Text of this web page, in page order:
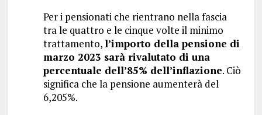
Per i pensionati che rientrano nella fascia
tra le quattro e le cinque volte il minimo
trattamento,l’importo della pensione di
marzo 2023 sarà rivalutato di una
percentuale dell’85% dell’inflazione. Ciò
significa che la pensione aumenterà del
6,205%.